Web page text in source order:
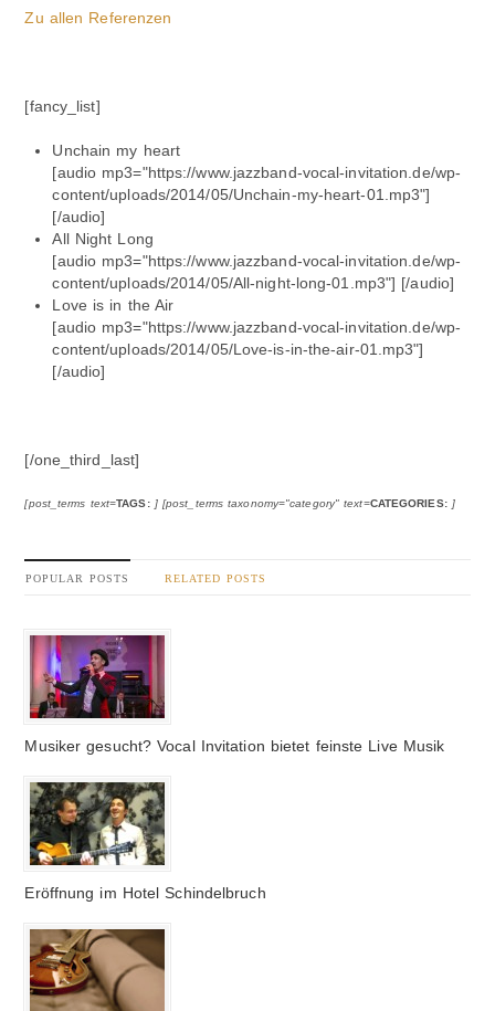
Zu allen Referenzen
[fancy_list]
Unchain my heart
[audio mp3="https://www.jazzband-vocal-invitation.de/wp-
content/uploads/2014/05/Unchain-my-heart-01.mp3"]
[/audio]
All Night Long
[audio mp3="https://www.jazzband-vocal-invitation.de/wp-
content/uploads/2014/05/All-night-long-01.mp3"] [/audio]
Love is in the Air
[audio mp3="https://www.jazzband-vocal-invitation.de/wp-
content/uploads/2014/05/Love-is-in-the-air-01.mp3"]
[/audio]
[/one_third_last]
[post_terms text=TAGS:] [post_terms taxonomy="category" text=CATEGORIES:]
POPULAR POSTS RELATED POSTS
Musiker gesucht? Vocal Invitation bietet feinste Live Musik
Eröffnung im Hotel Schindelbruch